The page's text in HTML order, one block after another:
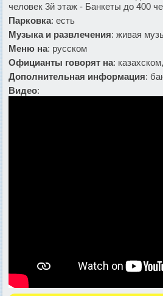
человек 3й этаж - Банкеты до 400
Парковка: есть
Музыка и развлечения: живая
Меню на: русском
Официанты говорят на:
Дополнительная информация:
Видео: